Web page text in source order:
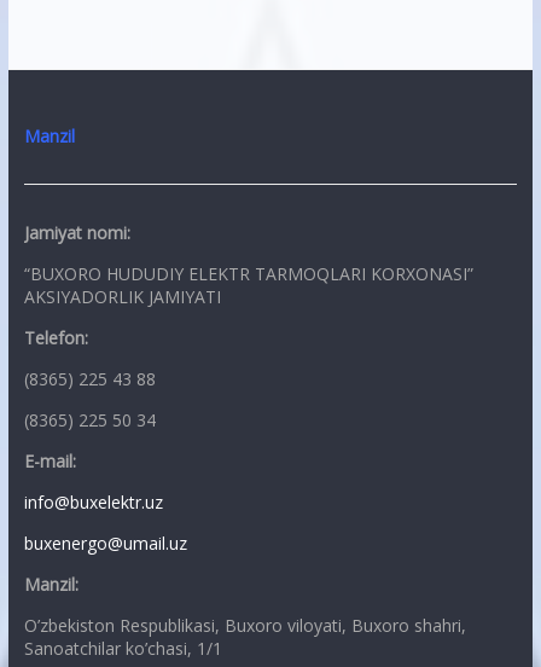
Manzil
Jamiyat nomi:
“BUXORO HUDUDIY ELEKTR TARMOQLARI KORXONASI”
AKSIYADORLIK JAMIYATI
Telefon:
(8365) 225 43 88
(8365) 225 50 34
E-mail:
info@buxelektr.uz
buxenergo@umail.uz
Manzil:
O’zbekiston Respublikasi, Buxoro viloyati, Buxoro shahri,
Sanoatchilar ko’chasi, 1/1